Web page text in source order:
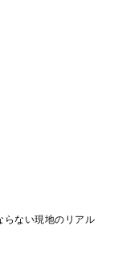
ない現地のリアル